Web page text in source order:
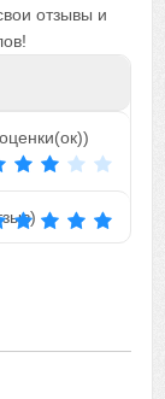
отзывы и
оценки(ок))